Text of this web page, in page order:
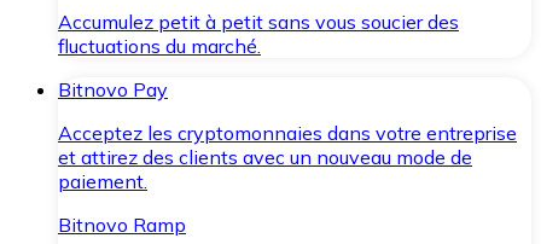
Accumulez petit à petit sans vous soucier des
fluctuations du marché.
Bitnovo Pay
Acceptez les cryptomonnaies dans votre entreprise
et attirez des clients avec un nouveau mode de
paiement.
Bitnovo Ramp